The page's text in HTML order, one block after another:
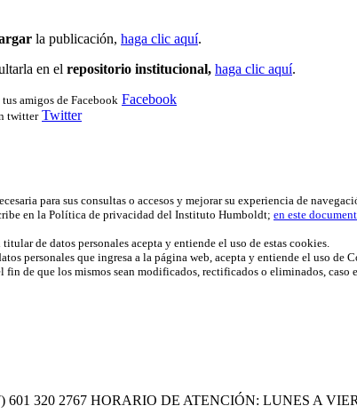
la publicación, haga clic aquí.
en el repositorio institucional, haga clic aquí.
amigos de Facebook Facebook
twitter Twitter
para sus consultas o accesos y mejorar su experiencia de
en la Política de privacidad del Instituto Humboldt; en este
de datos personales acepta y entiende el uso de estas cookies.
personales que ingresa a la página web, acepta y entiende el uso de
de que los mismos sean modificados, rectificados o eliminados,
601 320 2767 HORARIO DE ATENCIÓN: LUNES A